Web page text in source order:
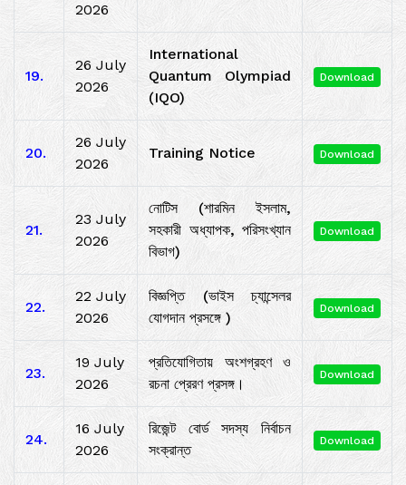
2026
19.
26 July
2026
International
Quantum Olympiad
(IQO)
Download
20.
26 July
2026
Training Notice Download
21.
23 July
2026
নোটিস (শারমিন ইসলাম,
সহকারী অধ্যাপক, পরিসংখ্যান
বিভাগ)
Download
22.
22 July
2026
বিজ্ঞপ্তি (ভাইস চ্যান্সেলর
যোগদান প্রসঙ্গে )
Download
23.
19 July
2026
প্রতিযোগিতায় অংশগ্রহণ ও
রচনা প্রেরণ প্রসঙ্গ।
Download
24.
16 July
2026
রিজেন্ট বোর্ড সদস্য নির্বাচন
সংক্রান্ত
Download